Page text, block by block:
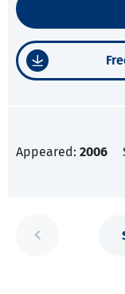
Appeared: 2006